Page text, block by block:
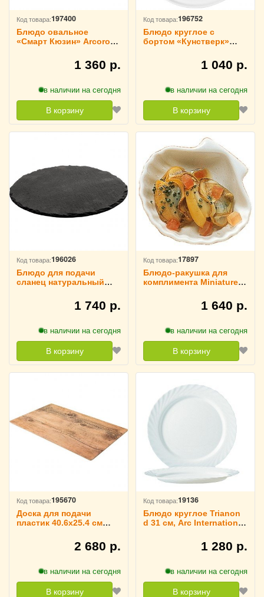
Код товара:197400
Блюдо овальное
«Смарт Кюзин» Arcoroc
L=22, B=16 см, 3023846
1 360 р.
в наличии на сегодня
В корзину
Код товара:196752
Блюдо круглое с
бортом «Кунстверк»
KunstWerk, 30223201 040 р.
в наличии на сегодня
В корзину
Код товара:196026
Блюдо для подачи
сланец натуральный
1 740 р.
в наличии на сегодня
В корзину
Код товара:17897
Блюдо-ракушка для
комплимента Miniatures
1 640 р.
в наличии на сегодня
В корзину
Код товара:195670
Доска для подачи
пластик 40.6х25.4 см
2 680 р.
в наличии на сегодня
В корзину
Код товара:19136
Блюдо круглое Trianon
d 31 см, Arc International
1 280 р.
в наличии на сегодня
В корзину